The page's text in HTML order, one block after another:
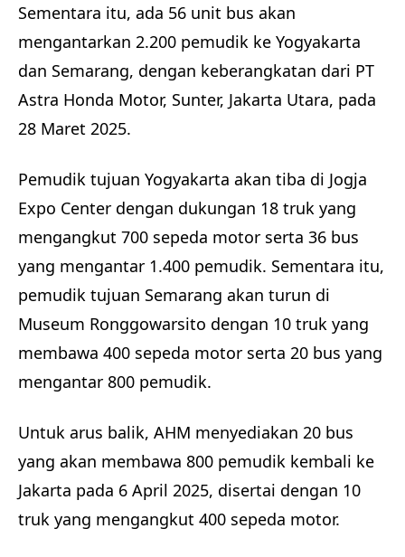
Sementara itu, ada 56 unit bus akan
mengantarkan 2.200 pemudik ke Yogyakarta
dan Semarang, dengan keberangkatan dari PT
Astra Honda Motor, Sunter, Jakarta Utara, pada
28 Maret 2025.
Pemudik tujuan Yogyakarta akan tiba di Jogja
Expo Center dengan dukungan 18 truk yang
mengangkut 700 sepeda motor serta 36 bus
yang mengantar 1.400 pemudik. Sementara itu,
pemudik tujuan Semarang akan turun di
Museum Ronggowarsito dengan 10 truk yang
membawa 400 sepeda motor serta 20 bus yang
mengantar 800 pemudik.
Untuk arus balik, AHM menyediakan 20 bus
yang akan membawa 800 pemudik kembali ke
Jakarta pada 6 April 2025, disertai dengan 10
truk yang mengangkut 400 sepeda motor.